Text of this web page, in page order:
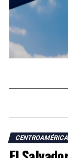
CENTROAMÉRICA